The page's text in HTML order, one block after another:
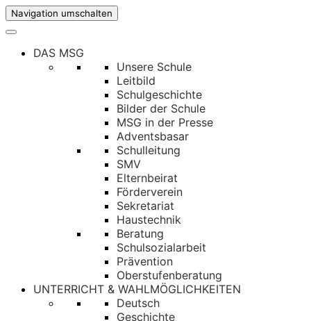
Navigation umschalten
DAS MSG
Unsere Schule
Leitbild
Schulgeschichte
Bilder der Schule
MSG in der Presse
Adventsbasar
Schulleitung
SMV
Elternbeirat
Förderverein
Sekretariat
Haustechnik
Beratung
Schulsozialarbeit
Prävention
Oberstufenberatung
UNTERRICHT & WAHLMÖGLICHKEITEN
Deutsch
Geschichte